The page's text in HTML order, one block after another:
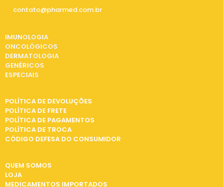
contato@pharmed.com.br
IMUNOLOGIA
ONCOLÓGICOS
DERMATOLOGIA
GENÉRICOS
ESPECIAIS
POLÍTICA DE DEVOLUÇÕES
POLÍTICA DE FRETE
POLÍTICA DE PAGAMENTOS
POLÍTICA DE TROCA
CÓDIGO DEFESA DO CONSUMIDOR
QUEM SOMOS
LOJA
MEDICAMENTOS IMPORTADOS